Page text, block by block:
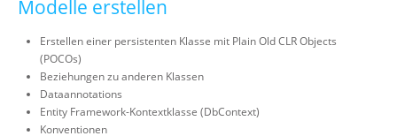
Modelle erstellen
Erstellen einer persistenten Klasse mit Plain Old CLR Objects
(POCOs)
Beziehungen zu anderen Klassen
Dataannotations
Entity Framework-Kontextklasse (DbContext)
Konventionen